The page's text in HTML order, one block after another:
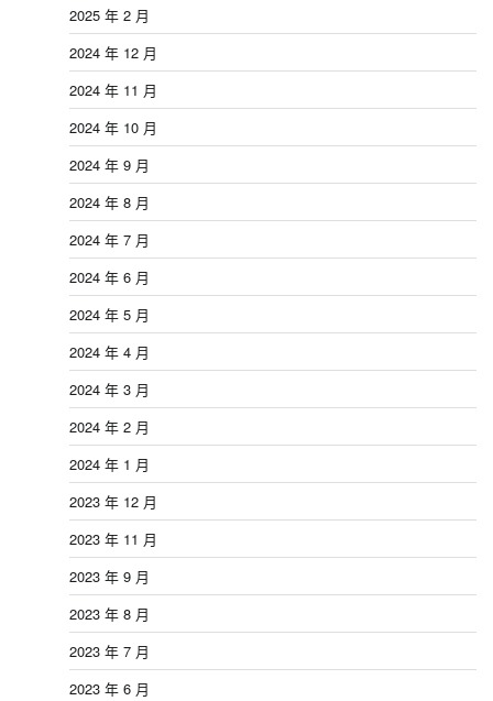
2025 年 2 月
2024 年 12 月
2024 年 11 月
2024 年 10 月
2024 年 9 月
2024 年 8 月
2024 年 7 月
2024 年 6 月
2024 年 5 月
2024 年 4 月
2024 年 3 月
2024 年 2 月
2024 年 1 月
2023 年 12 月
2023 年 11 月
2023 年 9 月
2023 年 8 月
2023 年 7 月
2023 年 6 月